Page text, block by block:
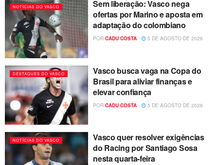
NOTÍCIAS DO VASCO
Sem liberação: Vasco nega
ofertas por Marino e aposta em
adaptação do colombiano
POR CADU COSTA 5 DE AGOSTO DE 2026
DESTAQUES DO VASCO
Vasco busca vaga na Copa do
Brasil para aliviar finanças e
elevar confiança
POR CADU COSTA 5 DE AGOSTO DE 2026
NOTÍCIAS DO VASCO
Vasco quer resolver exigências
do Racing por Santiago Sosa
nesta quarta-feira